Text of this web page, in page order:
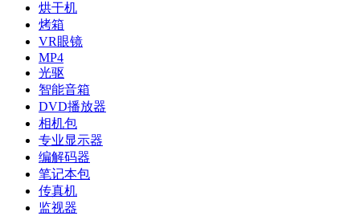
烘干机
烤箱
VR眼镜
MP4
光驱
智能音箱
DVD播放器
相机包
专业显示器
编解码器
笔记本包
传真机
监视器